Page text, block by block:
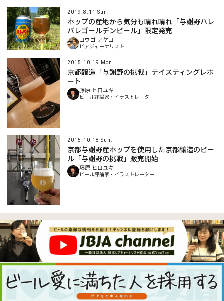
2019.8.11 Sun.
ホップの産地から気分も晴れ晴れ「与謝野ハレ
バレゴールデンビール」限定発売
コウゴ アヤコ
ビアジャーナリスト
2015.10.19 Mon.
京都醸造「与謝野の挑戦」テイスティングレポ
ート
藤原 ヒロユキ
ビール評論家・イラストレーター
2015.10.18 Sun.
京都与謝野産ホップを使用した京都醸造のビー
ル「与謝野の挑戦」販売開始
藤原 ヒロユキ
ビール評論家・イラストレーター